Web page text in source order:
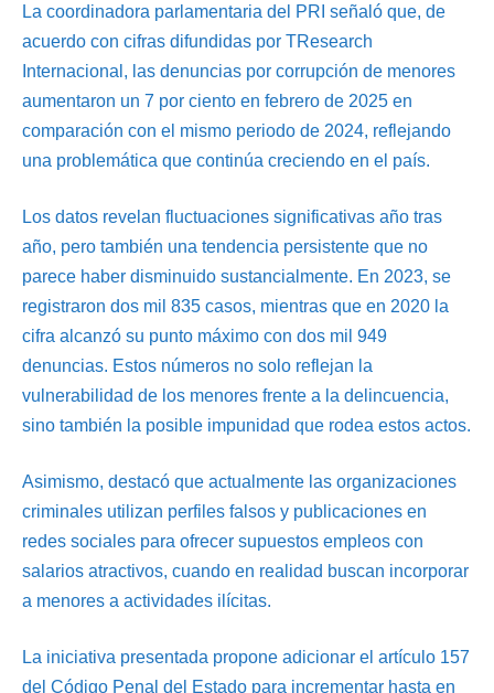
La coordinadora parlamentaria del PRI señaló que, de
acuerdo con cifras difundidas por TResearch
Internacional, las denuncias por corrupción de menores
aumentaron un 7 por ciento en febrero de 2025 en
comparación con el mismo periodo de 2024, reflejando
una problemática que continúa creciendo en el país.
Los datos revelan fluctuaciones significativas año tras
año, pero también una tendencia persistente que no
parece haber disminuido sustancialmente. En 2023, se
registraron dos mil 835 casos, mientras que en 2020 la
cifra alcanzó su punto máximo con dos mil 949
denuncias. Estos números no solo reflejan la
vulnerabilidad de los menores frente a la delincuencia,
sino también la posible impunidad que rodea estos actos.
Asimismo, destacó que actualmente las organizaciones
criminales utilizan perfiles falsos y publicaciones en
redes sociales para ofrecer supuestos empleos con
salarios atractivos, cuando en realidad buscan incorporar
a menores a actividades ilícitas.
La iniciativa presentada propone adicionar el artículo 157
del Código Penal del Estado para incrementar hasta en